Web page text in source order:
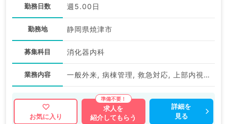
勤務日数 週5.00日
勤務地 静岡県焼津市
募集科目 消化器内科
業務内容 一般外来, 病棟管理, 救急対応, 上部内視鏡検査（ＧＦ）, 下部内視鏡検査（ＣＦ）
お気に入り
求人を
紹介してもらう
詳細を
見る